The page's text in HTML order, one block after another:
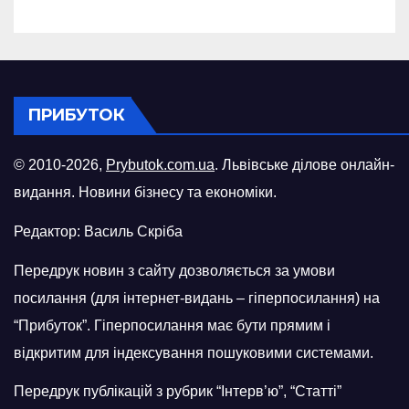
ПРИБУТОК
© 2010-2026, Prybutok.com.ua. Львівське ділове онлайн-
видання. Новини бізнесу та економіки.
Редактор: Василь Скріба
Передрук новин з сайту дозволяється за умови
посилання (для інтернет-видань – гіперпосилання) на
“Прибуток”. Гіперпосилання має бути прямим і
відкритим для індексування пошуковими системами.
Передрук публікацій з рубрик “Інтерв’ю”, “Статті”